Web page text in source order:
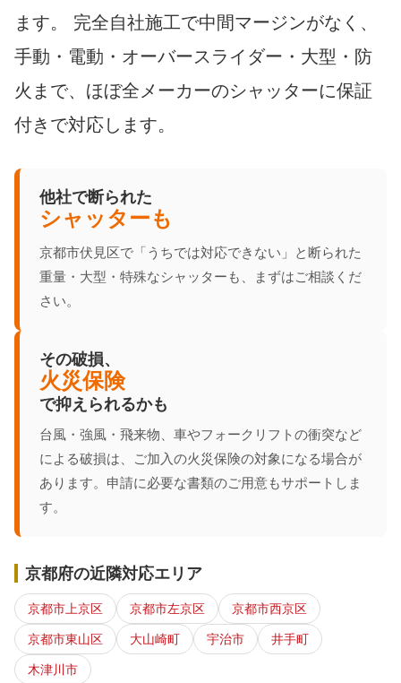
ます。 完全自社施工で中間マージンがなく、
手動・電動・オーバースライダー・大型・防
火まで、ほぼ全メーカーのシャッターに保証
付きで対応します。
他社で断られた
シャッターも
京都市伏見区で「うちでは対応できない」と断られた
重量・大型・特殊なシャッターも、まずはご相談くだ
さい。
その破損、
火災保険
で抑えられるかも
台風・強風・飛来物、車やフォークリフトの衝突など
による破損は、ご加入の火災保険の対象になる場合が
あります。申請に必要な書類のご用意もサポートしま
す。
京都府の近隣対応エリア
京都市上京区 京都市左京区
京都市西京区
京都市東山区
大山崎町 宇治市
井手町
木津川市